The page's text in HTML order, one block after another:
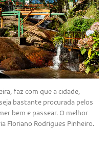
faz com que a cidade,
bastante procurada pelos
bem e passear. O melhor
Floriano Rodrigues Pinheiro.